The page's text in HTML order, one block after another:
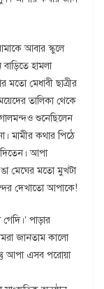
আবার স্কুলে
হামলা
মতো মেধাবী ছাত্রীর
তালিকা থেকে
শুনেছিলেন
মামীর কথার পিঠে
দিতেন। আপা
মেঘের মতো মুখটা
দেখাতো আপাকে!
পাড়ার
জানতাম কালো
আপা এসব পরোয়া